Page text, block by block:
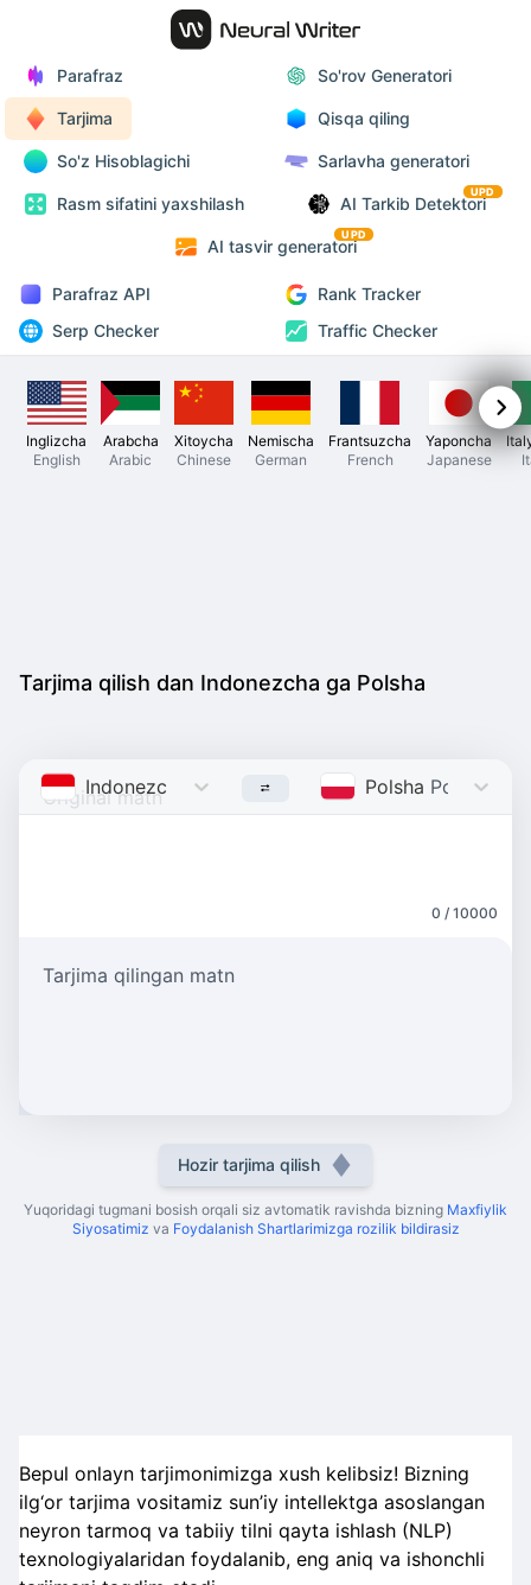
Parafraz So'rov Generatori
Tarjima Qisqa qiling
So'z Hisoblagichi Sarlavha generatori
Rasm sifatini yaxshilash AI Tarkib Detektori
UPD
AI tasvir generatori
UPD
Parafraz API
Rank Tracker
Serp Checker
Traffic Checker
Inglizcha
English
Arabcha
Arabic
Xitoycha
Chinese
Nemischa
German
Frantsuzcha
French
Yaponcha
Japanese
Tarjima qilish dan Indonezcha ga Polsha
Indonezcha Indonesian Polsha Polish
0 / 10000
Tarjima qilingan matn
Hozir tarjima qilish
Yuqoridagi tugmani bosish orqali siz avtomatik ravishda bizning Maxfiylik
Siyosatimiz va Foydalanish Shartlarimizga rozilik bildirasiz
Bepul onlayn tarjimonimizga xush kelibsiz! Bizning
ilg‘or tarjima vositamiz sun’iy intellektga asoslangan
neyron tarmoq va tabiiy tilni qayta ishlash (NLP)
texnologiyalaridan foydalanib, eng aniq va ishonchli